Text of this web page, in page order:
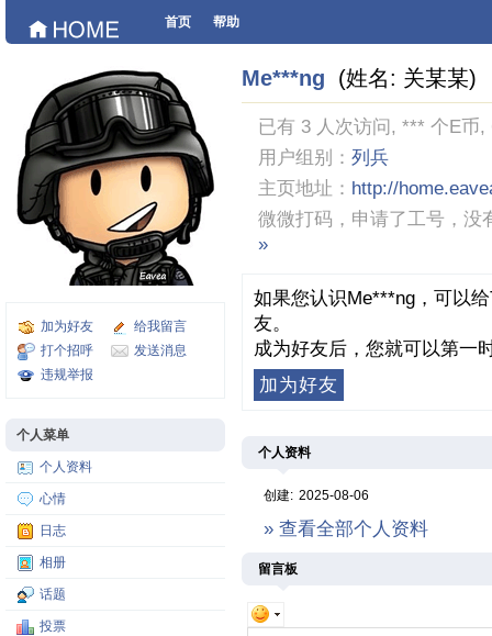
首页 帮助
加为好友
给我留言
打个招呼
发送消息
违规举报
个人菜单
个人资料
心情
日志
相册
话题
投票
Me***ng (姓名: 关某某)
已有 3 人次访问, *** 个E币
用户组别： 列兵
主页地址： http://
微微打码，申请了工号，没
»
如果您认识Me***ng，可以
友。
成为好友后，您就可以第一
加为好友
个人资料
创建: 2025-08-06
» 查看全部个人资料
留言板